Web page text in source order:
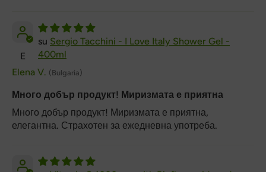
E
Sergio Tacchini - I Love Italy Shower Gel -
400ml
Elena V. (Bulgaria)
Много добър продукт! Миризмата е приятна
Много добър продукт! Миризмата е приятна,
елегантна. Страхотен за ежедневна употреба.